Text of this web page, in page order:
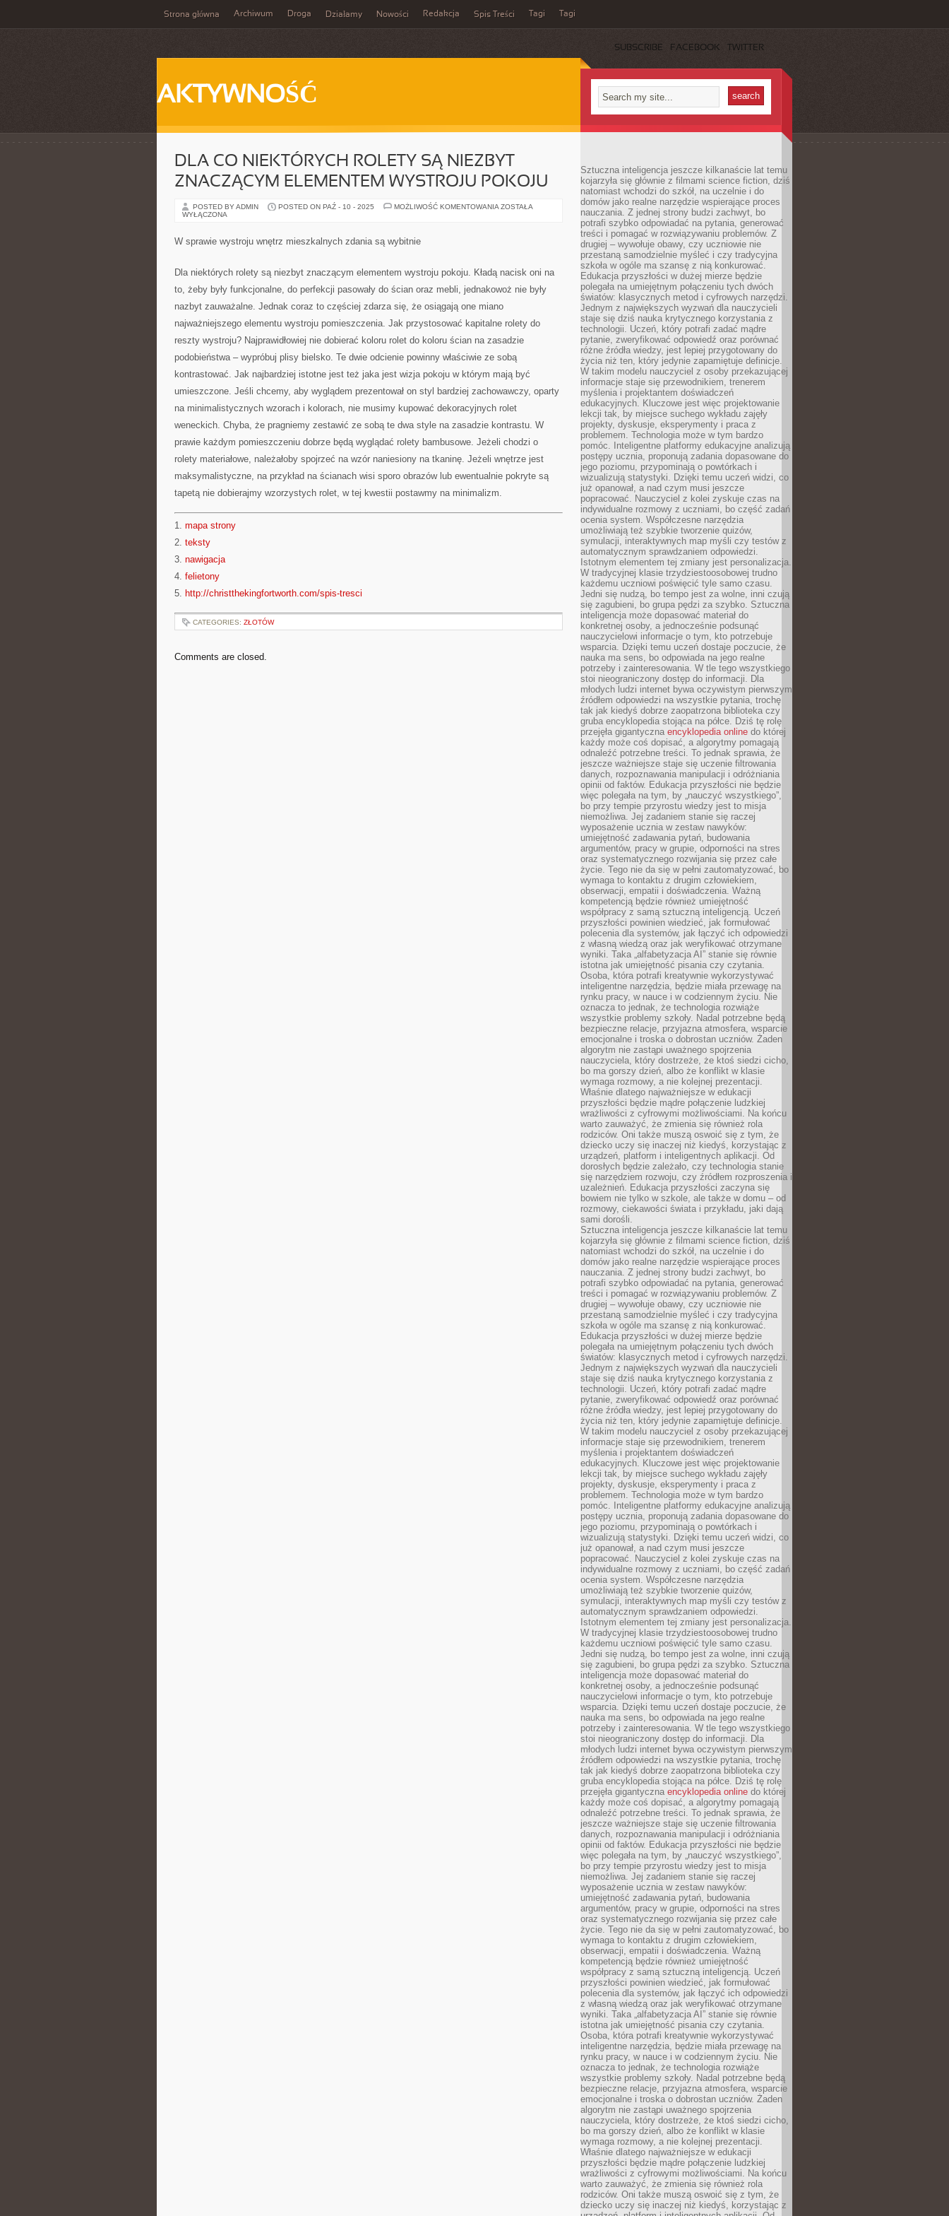
Strona główna Archiwum Droga Działamy Nowości Redakcja Spis Treści Tagi Tagi
SUBSCRIBE FACEBOOK TWITTER
AKTYWNOŚĆ
DLA CO NIEKTÓRYCH ROLETY SĄ NIEZBYT
ZNACZĄCYM ELEMENTEM WYSTROJU POKOJU
POSTED BY ADMIN POSTED ON PAŹ - 10 - 2025 MOŻLIWOŚĆ KOMENTOWANIA DLA
WYSTROJU
POKOJU
ZOSTAŁA
WYŁĄCZONA
W sprawie wystroju wnętrz mieszkalnych zdania są wybitnie
Dla niektórych rolety są niezbyt znaczącym elementem wystroju pokoju. Kładą nacisk oni na
to, żeby były funkcjonalne, do perfekcji pasowały do ścian oraz mebli, jednakowoż nie były
nazbyt zauważalne. Jednak coraz to częściej zdarza się, że osiągają one miano
najważniejszego elementu wystroju pomieszczenia. Jak przystosować kapitalne rolety do
reszty wystroju? Najprawidłowiej nie dobierać koloru rolet do koloru ścian na zasadzie
podobieństwa – wypróbuj plisy bielsko. Te dwie odcienie powinny właściwie ze sobą
kontrastować. Jak najbardziej istotne jest też jaka jest wizja pokoju w którym mają być
umieszczone. Jeśli chcemy, aby wyglądem prezentował on styl bardziej zachowawczy, oparty
na minimalistycznych wzorach i kolorach, nie musimy kupować dekoracyjnych rolet
weneckich. Chyba, że pragniemy zestawić ze sobą te dwa style na zasadzie kontrastu. W
prawie każdym pomieszczeniu dobrze będą wyglądać rolety bambusowe. Jeżeli chodzi o
rolety materiałowe, należałoby spojrzeć na wzór naniesiony na tkaninę. Jeżeli wnętrze jest
maksymalistyczne, na przykład na ścianach wisi sporo obrazów lub ewentualnie pokryte są
tapetą nie dobierajmy wzorzystych rolet, w tej kwestii postawmy na minimalizm.
1. mapa strony
2. teksty
3. nawigacja
4. felietony
5. http://christthekingfortworth.com/spis-tresci
CATEGORIES: ZŁOTÓW
Comments are closed.
Sztuczna inteligencja jeszcze kilkanaście lat temu
kojarzyła się głównie z filmami science fiction, dziś
natomiast wchodzi do szkół, na uczelnie i do
domów jako realne narzędzie wspierające proces
nauczania. Z jednej strony budzi zachwyt, bo
potrafi szybko odpowiadać na pytania, generować
treści i pomagać w rozwiązywaniu problemów. Z
drugiej – wywołuje obawy, czy uczniowie nie
przestaną samodzielnie myśleć i czy tradycyjna
szkoła w ogóle ma szansę z nią konkurować.
Edukacja przyszłości w dużej mierze będzie
polegała na umiejętnym połączeniu tych dwóch
światów: klasycznych metod i cyfrowych narzędzi.
Jednym z największych wyzwań dla nauczycieli
staje się dziś nauka krytycznego korzystania z
technologii. Uczeń, który potrafi zadać mądre
pytanie, zweryfikować odpowiedź oraz porównać
różne źródła wiedzy, jest lepiej przygotowany do
życia niż ten, który jedynie zapamiętuje definicje.
W takim modelu nauczyciel z osoby przekazującej
informacje staje się przewodnikiem, trenerem
myślenia i projektantem doświadczeń
edukacyjnych. Kluczowe jest więc projektowanie
lekcji tak, by miejsce suchego wykładu zajęły
projekty, dyskusje, eksperymenty i praca z
problemem. Technologia może w tym bardzo
pomóc. Inteligentne platformy edukacyjne analizują
postępy ucznia, proponują zadania dopasowane do
jego poziomu, przypominają o powtórkach i
wizualizują statystyki. Dzięki temu uczeń widzi, co
już opanował, a nad czym musi jeszcze
popracować. Nauczyciel z kolei zyskuje czas na
indywidualne rozmowy z uczniami, bo część zadań
ocenia system. Współczesne narzędzia
umożliwiają też szybkie tworzenie quizów,
symulacji, interaktywnych map myśli czy testów z
automatycznym sprawdzaniem odpowiedzi.
Istotnym elementem tej zmiany jest personalizacja.
W tradycyjnej klasie trzydziestoosobowej trudno
każdemu uczniowi poświęcić tyle samo czasu.
Jedni się nudzą, bo tempo jest za wolne, inni czują
się zagubieni, bo grupa pędzi za szybko. Sztuczna
inteligencja może dopasować materiał do
konkretnej osoby, a jednocześnie podsunąć
nauczycielowi informacje o tym, kto potrzebuje
wsparcia. Dzięki temu uczeń dostaje poczucie, że
nauka ma sens, bo odpowiada na jego realne
potrzeby i zainteresowania. W tle tego wszystkiego
stoi nieograniczony dostęp do informacji. Dla
młodych ludzi internet bywa oczywistym pierwszym
źródłem odpowiedzi na wszystkie pytania, trochę
tak jak kiedyś dobrze zaopatrzona biblioteka czy
gruba encyklopedia stojąca na półce. Dziś tę rolę
przejęła gigantyczna encyklopedia online do której
każdy może coś dopisać, a algorytmy pomagają
odnaleźć potrzebne treści. To jednak sprawia, że
jeszcze ważniejsze staje się uczenie filtrowania
danych, rozpoznawania manipulacji i odróżniania
opinii od faktów. Edukacja przyszłości nie będzie
więc polegała na tym, by „nauczyć wszystkiego”,
bo przy tempie przyrostu wiedzy jest to misja
niemożliwa. Jej zadaniem stanie się raczej
wyposażenie ucznia w zestaw nawyków:
umiejętność zadawania pytań, budowania
argumentów, pracy w grupie, odporności na stres
oraz systematycznego rozwijania się przez całe
życie. Tego nie da się w pełni zautomatyzować, bo
wymaga to kontaktu z drugim człowiekiem,
obserwacji, empatii i doświadczenia. Ważną
kompetencją będzie również umiejętność
współpracy z samą sztuczną inteligencją. Uczeń
przyszłości powinien wiedzieć, jak formułować
polecenia dla systemów, jak łączyć ich odpowiedzi
z własną wiedzą oraz jak weryfikować otrzymane
wyniki. Taka „alfabetyzacja AI” stanie się równie
istotna jak umiejętność pisania czy czytania.
Osoba, która potrafi kreatywnie wykorzystywać
inteligentne narzędzia, będzie miała przewagę na
rynku pracy, w nauce i w codziennym życiu. Nie
oznacza to jednak, że technologia rozwiąże
wszystkie problemy szkoły. Nadal potrzebne będą
bezpieczne relacje, przyjazna atmosfera, wsparcie
emocjonalne i troska o dobrostan uczniów. Żaden
algorytm nie zastąpi uważnego spojrzenia
nauczyciela, który dostrzeże, że ktoś siedzi cicho,
bo ma gorszy dzień, albo że konflikt w klasie
wymaga rozmowy, a nie kolejnej prezentacji.
Właśnie dlatego najważniejsze w edukacji
przyszłości będzie mądre połączenie ludzkiej
wrażliwości z cyfrowymi możliwościami. Na końcu
warto zauważyć, że zmienia się również rola
rodziców. Oni także muszą oswoić się z tym, że
dziecko uczy się inaczej niż kiedyś, korzystając z
urządzeń, platform i inteligentnych aplikacji. Od
dorosłych będzie zależało, czy technologia stanie
się narzędziem rozwoju, czy źródłem rozproszenia i
uzależnień. Edukacja przyszłości zaczyna się
bowiem nie tylko w szkole, ale także w domu – od
rozmowy, ciekawości świata i przykładu, jaki dają
sami dorośli.
Sztuczna inteligencja jeszcze kilkanaście lat temu
kojarzyła się głównie z filmami science fiction, dziś
natomiast wchodzi do szkół, na uczelnie i do
domów jako realne narzędzie wspierające proces
nauczania. Z jednej strony budzi zachwyt, bo
potrafi szybko odpowiadać na pytania, generować
treści i pomagać w rozwiązywaniu problemów. Z
drugiej – wywołuje obawy, czy uczniowie nie
przestaną samodzielnie myśleć i czy tradycyjna
szkoła w ogóle ma szansę z nią konkurować.
Edukacja przyszłości w dużej mierze będzie
polegała na umiejętnym połączeniu tych dwóch
światów: klasycznych metod i cyfrowych narzędzi.
Jednym z największych wyzwań dla nauczycieli
staje się dziś nauka krytycznego korzystania z
technologii. Uczeń, który potrafi zadać mądre
pytanie, zweryfikować odpowiedź oraz porównać
różne źródła wiedzy, jest lepiej przygotowany do
życia niż ten, który jedynie zapamiętuje definicje.
W takim modelu nauczyciel z osoby przekazującej
informacje staje się przewodnikiem, trenerem
myślenia i projektantem doświadczeń
edukacyjnych. Kluczowe jest więc projektowanie
lekcji tak, by miejsce suchego wykładu zajęły
projekty, dyskusje, eksperymenty i praca z
problemem. Technologia może w tym bardzo
pomóc. Inteligentne platformy edukacyjne analizują
postępy ucznia, proponują zadania dopasowane do
jego poziomu, przypominają o powtórkach i
wizualizują statystyki. Dzięki temu uczeń widzi, co
już opanował, a nad czym musi jeszcze
popracować. Nauczyciel z kolei zyskuje czas na
indywidualne rozmowy z uczniami, bo część zadań
ocenia system. Współczesne narzędzia
umożliwiają też szybkie tworzenie quizów,
symulacji, interaktywnych map myśli czy testów z
automatycznym sprawdzaniem odpowiedzi.
Istotnym elementem tej zmiany jest personalizacja.
W tradycyjnej klasie trzydziestoosobowej trudno
każdemu uczniowi poświęcić tyle samo czasu.
Jedni się nudzą, bo tempo jest za wolne, inni czują
się zagubieni, bo grupa pędzi za szybko. Sztuczna
inteligencja może dopasować materiał do
konkretnej osoby, a jednocześnie podsunąć
nauczycielowi informacje o tym, kto potrzebuje
wsparcia. Dzięki temu uczeń dostaje poczucie, że
nauka ma sens, bo odpowiada na jego realne
potrzeby i zainteresowania. W tle tego wszystkiego
stoi nieograniczony dostęp do informacji. Dla
młodych ludzi internet bywa oczywistym pierwszym
źródłem odpowiedzi na wszystkie pytania, trochę
tak jak kiedyś dobrze zaopatrzona biblioteka czy
gruba encyklopedia stojąca na półce. Dziś tę rolę
przejęła gigantyczna encyklopedia online do której
każdy może coś dopisać, a algorytmy pomagają
odnaleźć potrzebne treści. To jednak sprawia, że
jeszcze ważniejsze staje się uczenie filtrowania
danych, rozpoznawania manipulacji i odróżniania
opinii od faktów. Edukacja przyszłości nie będzie
więc polegała na tym, by „nauczyć wszystkiego”,
bo przy tempie przyrostu wiedzy jest to misja
niemożliwa. Jej zadaniem stanie się raczej
wyposażenie ucznia w zestaw nawyków:
umiejętność zadawania pytań, budowania
argumentów, pracy w grupie, odporności na stres
oraz systematycznego rozwijania się przez całe
życie. Tego nie da się w pełni zautomatyzować, bo
wymaga to kontaktu z drugim człowiekiem,
obserwacji, empatii i doświadczenia. Ważną
kompetencją będzie również umiejętność
współpracy z samą sztuczną inteligencją. Uczeń
przyszłości powinien wiedzieć, jak formułować
polecenia dla systemów, jak łączyć ich odpowiedzi
z własną wiedzą oraz jak weryfikować otrzymane
wyniki. Taka „alfabetyzacja AI” stanie się równie
istotna jak umiejętność pisania czy czytania.
Osoba, która potrafi kreatywnie wykorzystywać
inteligentne narzędzia, będzie miała przewagę na
rynku pracy, w nauce i w codziennym życiu. Nie
oznacza to jednak, że technologia rozwiąże
wszystkie problemy szkoły. Nadal potrzebne będą
bezpieczne relacje, przyjazna atmosfera, wsparcie
emocjonalne i troska o dobrostan uczniów. Żaden
algorytm nie zastąpi uważnego spojrzenia
nauczyciela, który dostrzeże, że ktoś siedzi cicho,
bo ma gorszy dzień, albo że konflikt w klasie
wymaga rozmowy, a nie kolejnej prezentacji.
Właśnie dlatego najważniejsze w edukacji
przyszłości będzie mądre połączenie ludzkiej
wrażliwości z cyfrowymi możliwościami. Na końcu
warto zauważyć, że zmienia się również rola
rodziców. Oni także muszą oswoić się z tym, że
dziecko uczy się inaczej niż kiedyś, korzystając z